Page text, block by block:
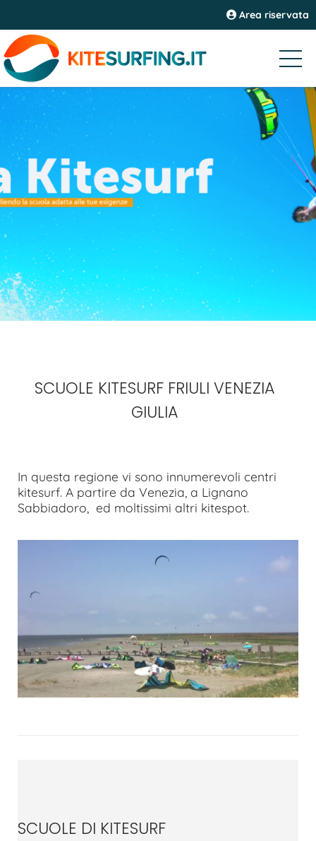
Area riservata
SCUOLE KITESURF FRIULI VENEZIA
GIULIA
In questa regione vi sono innumerevoli centri
kitesurf. A partire da Venezia, a Lignano
Sabbiadoro, ed moltissimi altri kitespot.
SCUOLE DI KITESURF